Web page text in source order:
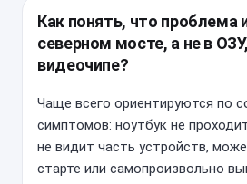
Как понять, что проблема
северном мосте, а не в
видеочипе?
Чаще всего ориентируются по
симптомов: ноутбук не
не видит часть устройств,
старте или самопроизвольно